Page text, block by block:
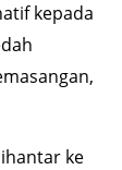
kepada
ke